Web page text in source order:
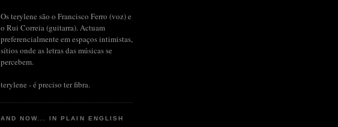
Os terylene são o Francisco Ferro (voz) e
o Rui Correia (guitarra). Actuam
preferencialmente em espaços intimistas,
sítios onde as letras das músicas se
percebem.
terylene - é preciso ter fibra.
AND NOW... IN PLAIN ENGLISH